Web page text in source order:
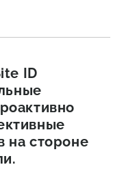
ID
на стороне